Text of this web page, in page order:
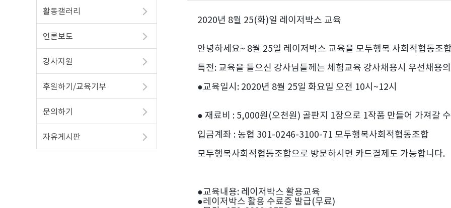
활동갤러리
언론보도
강사지원
후원하기/교육기부
문의하기
자유게시판
2020년 8월 25(화)일 레이저박스 교육
안녕하세요~ 8월 25일 레이저박스 교육을 모두행복 사회적협동조
특전: 교육을 들으신 강사님들께는 체험교육 강사채용시 우선채용
●교육일시: 2020년 8월 25일 화요일 오전 10시~12시
● 재료비 : 5,000원(오천원) 골판지 1장으로 1작품 만들어 가져갈
입금계좌 : 농협 301-0246-3100-71 모두행복사회적협동조합
모두행복사회적협동조합으로 방문하시면 카드결제도 가능합니다.
●교육내용: 레이저박스 활용교육
●레이저박스 활용 수료증 발급(무료)